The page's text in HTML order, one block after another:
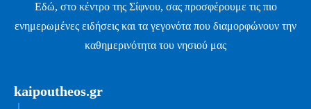
Εδώ, στο κέντρο της Σίφνου, σας προσφέρουμε τις πιο
ενημερωμένες ειδήσεις και τα γεγονότα που διαμορφώνουν την
καθημερινότητα του νησιού μας
kaipoutheos.gr